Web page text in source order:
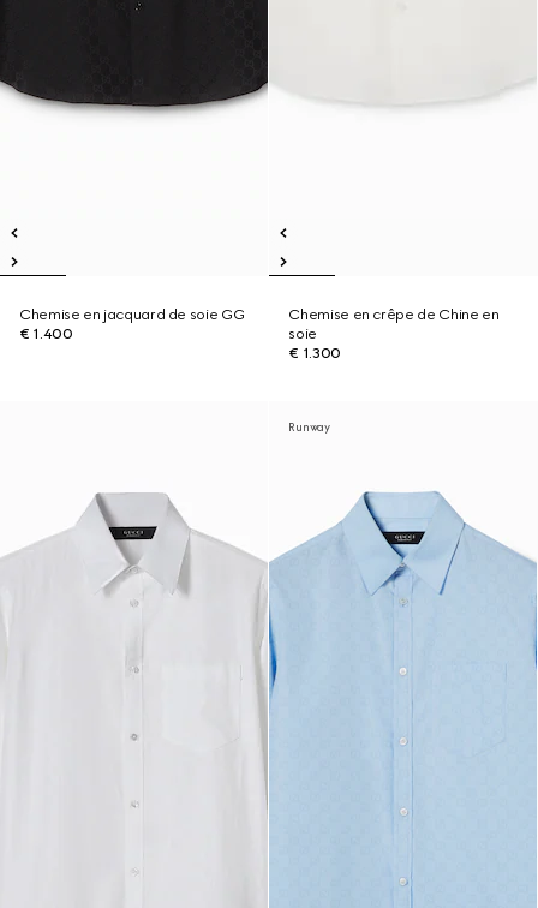
Chemise en jacquard de soie GG
€ 1.400
Chemise en crêpe de Chine en
soie
€ 1.300
Runway